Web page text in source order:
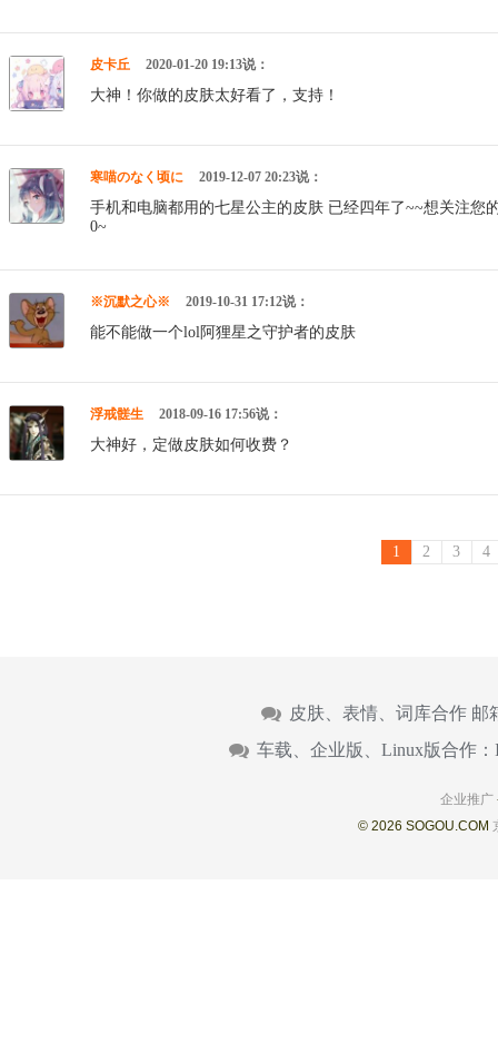
皮卡丘 2020-01-20 19:13说：
大神！你做的皮肤太好看了，支持！
寒喵のなく顷に 2019-12-07 20:23说：
手机和电脑都用的七星公主的皮肤 已经四年了~~想关注您
0~
※沉默之心※ 2019-10-31 17:12说：
能不能做一个lol阿狸星之守护者的皮肤
浮戒髊生 2018-09-16 17:56说：
大神好，定做皮肤如何收费？
1 2 3 4
皮肤、表情、词库合作 邮
车载、企业版、Linux版合作：
企业推广
© 2026 SOGOU.COM